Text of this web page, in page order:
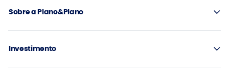
Sobre a Plano&Plano
Investimento